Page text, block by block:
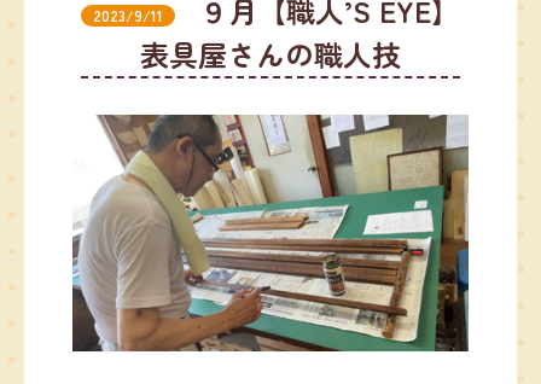
2023/9/11
９月【職人’S EYE】
表具屋さんの職人技